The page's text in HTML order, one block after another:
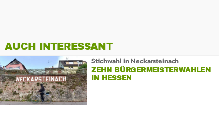
AUCH INTERESSANT
Stichwahl in Neckarsteinach
ZEHN BÜRGERMEISTERWAHLEN
IN HESSEN